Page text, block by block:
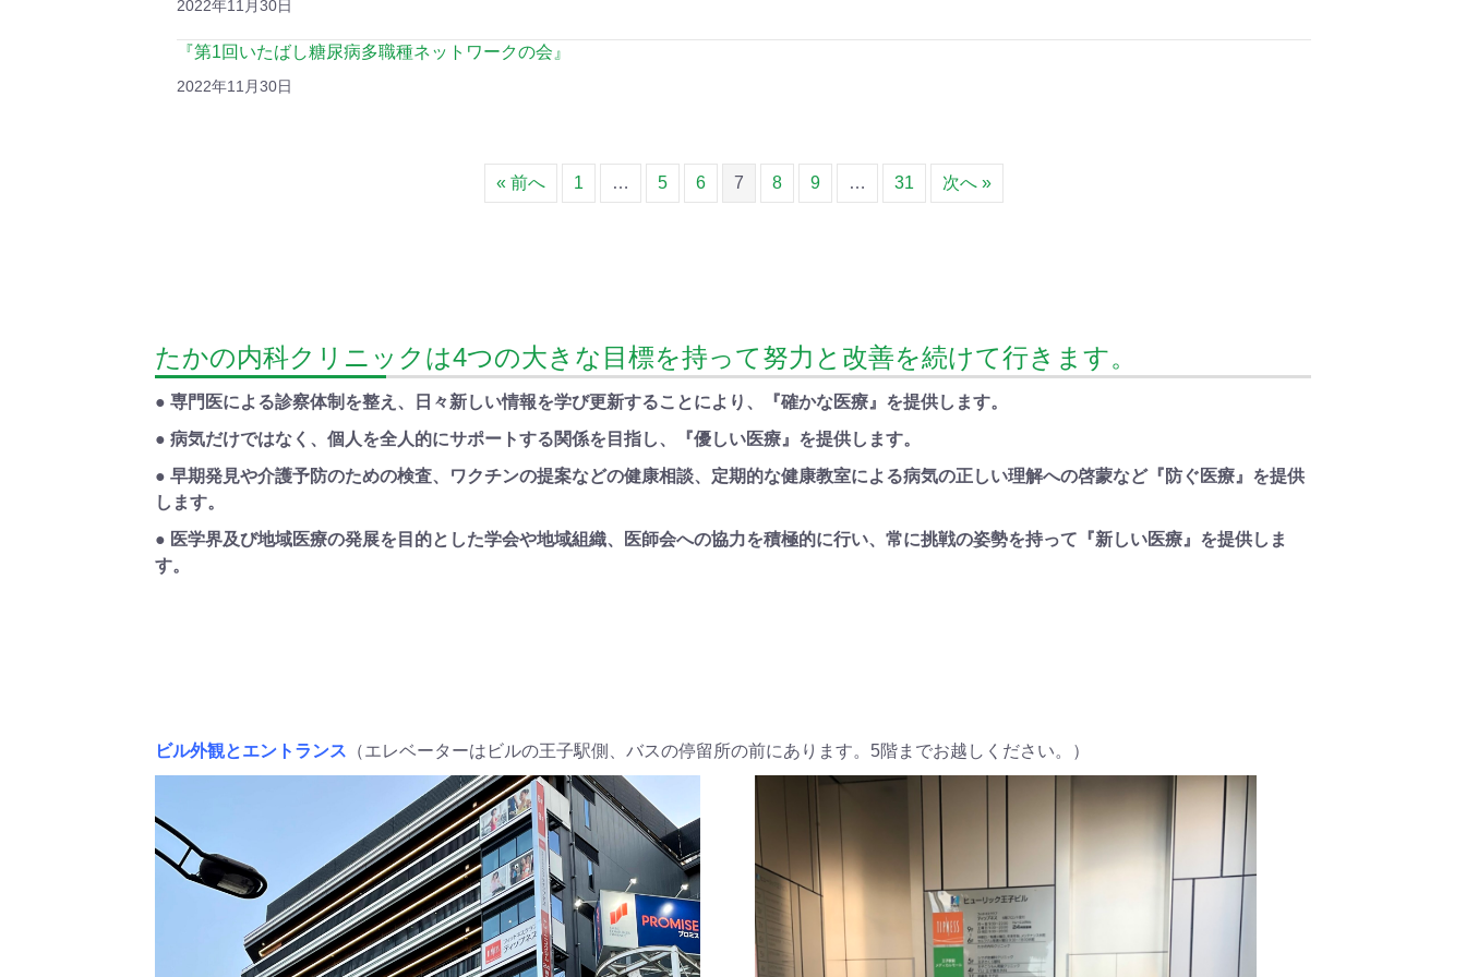
2022年11月30日
『第1回いたばし糖尿病多職種ネットワークの会』
2022年11月30日
« 前へ 1 … 5 6 7 8 9 … 31 次へ »
たかの内科クリニックは4つの大きな目標を持って努力と改善を続けて行きます。
● 専門医による診察体制を整え、日々新しい情報を学び更新することにより、『確かな医療』を提供します。
● 病気だけではなく、個人を全人的にサポートする関係を目指し、『優しい医療』を提供します。
● 早期発見や介護予防のための検査、ワクチンの提案などの健康相談、定期的な健康教室による病気の正しい理解への啓蒙など『防ぐ医療』を提供
します。
● 医学界及び地域医療の発展を目的とした学会や地域組織、医師会への協力を積極的に行い、常に挑戦の姿勢を持って『新しい医療』を提供しま
す。
ビル外観とエントランス （エレベーターはビルの王子駅側、バスの停留所の前にあります。5階までお越しください。）